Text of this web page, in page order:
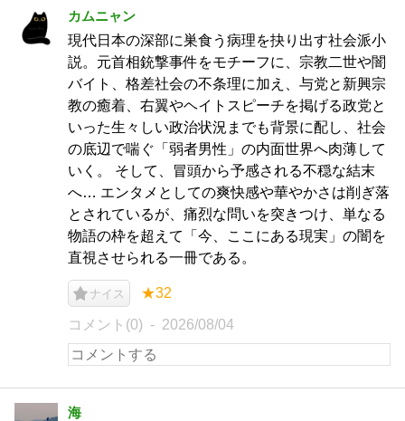
カムニャン
現代日本の深部に巣食う病理を抉り出す社会派小
説。元首相銃撃事件をモチーフに、宗教二世や闇
バイト、格差社会の不条理に加え、与党と新興宗
教の癒着、右翼やヘイトスピーチを掲げる政党と
いった生々しい政治状況までも背景に配し、社会
の底辺で喘ぐ「弱者男性」の内面世界へ肉薄して
いく。 そして、冒頭から予感される不穏な結末
へ… エンタメとしての爽快感や華やかさは削ぎ落
とされているが、痛烈な問いを突きつけ、単なる
物語の枠を超えて「今、ここにある現実」の闇を
直視させられる一冊である。
ナイス ★32
コメント(0) 2026/08/04
海